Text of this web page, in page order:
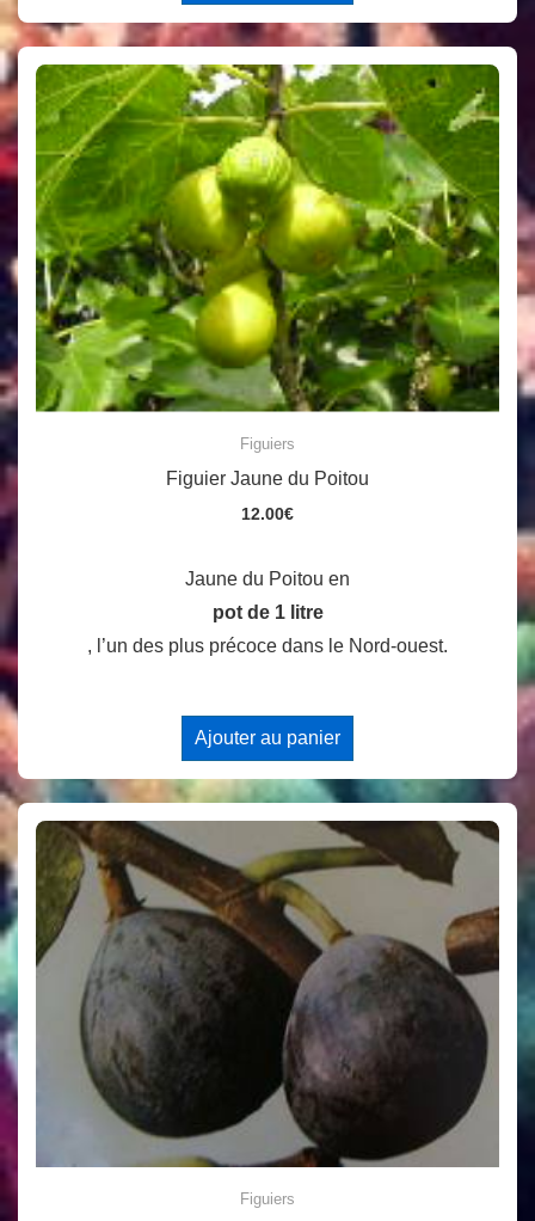
Figuiers
Figuier Jaune du Poitou
12.00€
Jaune du Poitou en
pot de 1 litre
, l’un des plus précoce dans le Nord-ouest.
Ajouter au panier
Figuiers